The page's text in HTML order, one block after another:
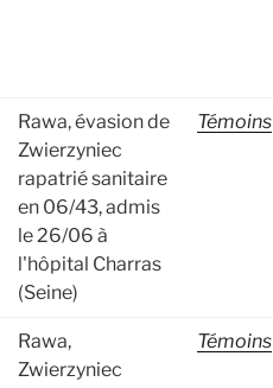
Rawa, évasion de
Zwierzyniec
rapatrié sanitaire
en 06/43, admis
le 26/06 à
l'hôpital Charras
(Seine)
Témoins
Rawa,
Zwierzyniec
Témoins